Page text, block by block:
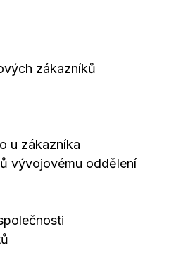
zákazníků
u zákazníka
vývojovému oddělení